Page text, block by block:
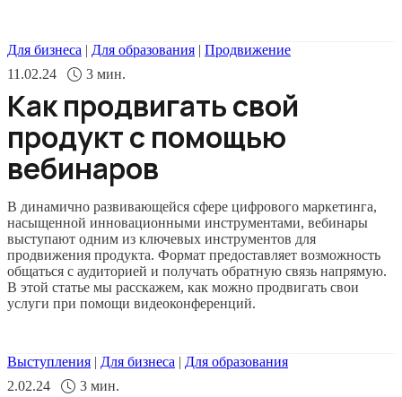
Для бизнеса | Для образования | Продвижение
11.02.24
3 мин.
Как продвигать свой
продукт с помощью
вебинаров
В динамично развивающейся сфере цифрового маркетинга,
насыщенной инновационными инструментами, вебинары
выступают одним из ключевых инструментов для
продвижения продукта. Формат предоставляет возможность
общаться с аудиторией и получать обратную связь напрямую.
В этой статье мы расскажем, как можно продвигать свои
услуги при помощи видеоконференций.
Выступления | Для бизнеса | Для образования
2.02.24
3 мин.